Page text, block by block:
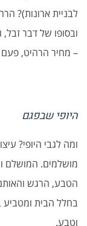
לבניית ארונות)?
ובסופו של דבר
– מחיר הרהיט, פעם
היופי שבפגם
ומה לגבי היופי?
מושלמים. המושלם
הטבע, הרגש
בחלל הבית ומטביע
וטבע.